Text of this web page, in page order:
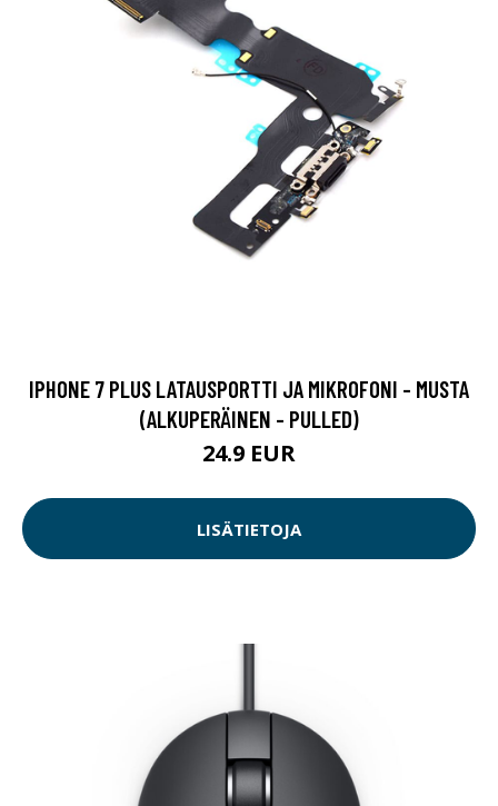
IPHONE 7 PLUS LATAUSPORTTI JA MIKROFONI - MUSTA
(ALKUPERÄINEN - PULLED)
24.9 EUR
LISÄTIETOJA